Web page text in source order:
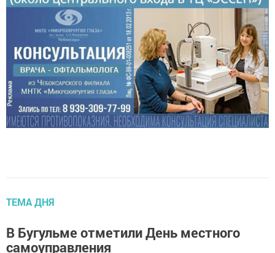
ТЕМА ДНЯ
В Бугульме отметили День местного
самоуправления